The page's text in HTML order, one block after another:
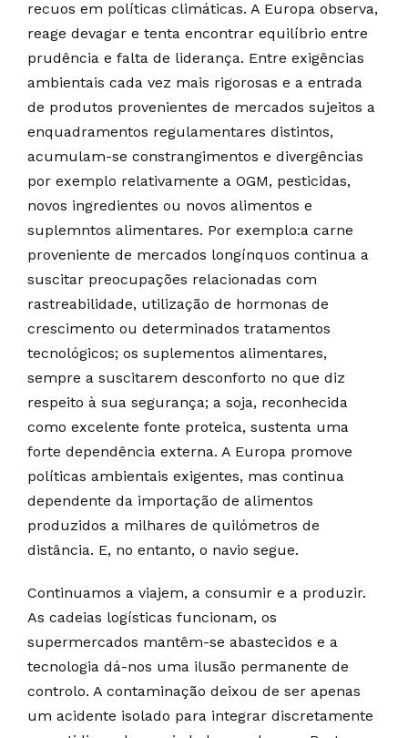
recuos em políticas climáticas. A Europa observa,
reage devagar e tenta encontrar equilíbrio entre
prudência e falta de liderança. Entre exigências
ambientais cada vez mais rigorosas e a entrada
de produtos provenientes de mercados sujeitos a
enquadramentos regulamentares distintos,
acumulam-se constrangimentos e divergências
por exemplo relativamente a OGM, pesticidas,
novos ingredientes ou novos alimentos e
suplemntos alimentares. Por exemplo:a carne
proveniente de mercados longínquos continua a
suscitar preocupações relacionadas com
rastreabilidade, utilização de hormonas de
crescimento ou determinados tratamentos
tecnológicos; os suplementos alimentares,
sempre a suscitarem desconforto no que diz
respeito à sua segurança; a soja, reconhecida
como excelente fonte proteica, sustenta uma
forte dependência externa. A Europa promove
políticas ambientais exigentes, mas continua
dependente da importação de alimentos
produzidos a milhares de quilómetros de
distância. E, no entanto, o navio segue.
Continuamos a viajem, a consumir e a produzir.
As cadeias logísticas funcionam, os
supermercados mantêm-se abastecidos e a
tecnologia dá-nos uma ilusão permanente de
controlo. A contaminação deixou de ser apenas
um acidente isolado para integrar discretamente